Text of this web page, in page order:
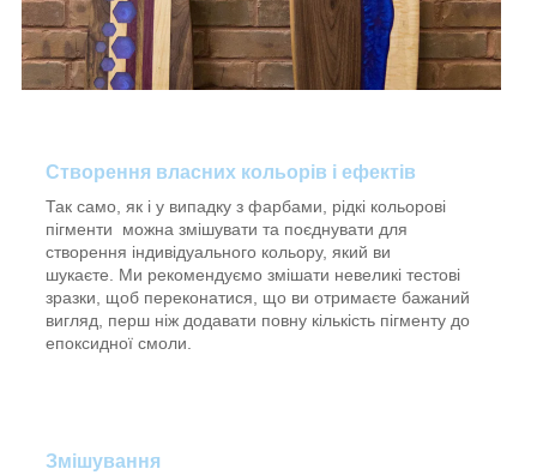
Створення власних кольорів і ефектів
Так само, як і у випадку з фарбами, рідкі кольорові
пігменти можна змішувати та поєднувати для
створення індивідуального кольору, який ви
шукаєте. Ми рекомендуємо змішати невеликі тестові
зразки, щоб переконатися, що ви отримаєте бажаний
вигляд, перш ніж додавати повну кількість пігменту до
епоксидної смоли.
Змішування